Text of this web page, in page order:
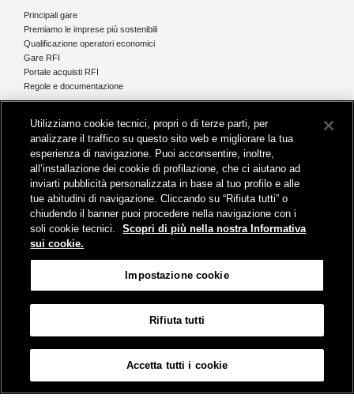
Principali gare
Premiamo le imprese più sostenibili
Qualificazione operatori economici
Gare RFI
Portale acquisti RFI
Regole e documentazione
Comunicati stampa e news
Novità on line
Infomobilità
Feed - RSS
Protezione dati
Informativa sui Cookies Partita Iva 01008081000
Utilizziamo cookie tecnici, propri o di terze parti, per
analizzare il traffico su questo sito web e migliorare la tua
esperienza di navigazione. Puoi acconsentire, inoltre,
all’installazione dei cookie di profilazione, che ci aiutano ad
inviarti pubblicità personalizzata in base al tuo profilo e alle
tue abitudini di navigazione. Cliccando su “Rifiuta tutti” o
chiudendo il banner puoi procedere nella navigazione con i
soli cookie tecnici.
Scopri di più nella nostra Informativa
sui cookie.
Impostazione cookie
Rifiuta tutti
Accetta tutti i cookie